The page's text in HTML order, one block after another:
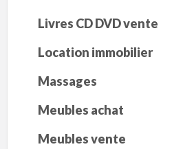
Livres CD DVD vente
Location immobilier
Massages
Meubles achat
Meubles vente